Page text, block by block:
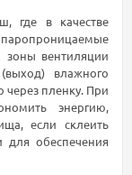
где в качестве
вентиляции
влажного
через пленку. При
энергию,
если склеить
для обеспечения